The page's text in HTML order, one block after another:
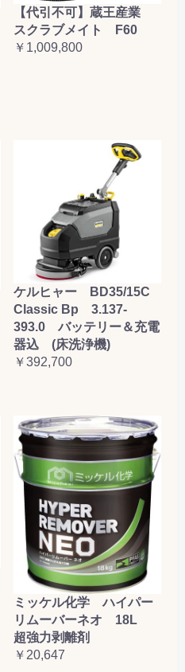
【代引不可】蔵王産業
スクラブメイト F60
￥1,009,800
ケルヒャー BD35/15C
Classic Bp 3.137-
393.0 バッテリー＆充電
器込 (床洗浄機)
￥392,700
ミッケル化学 ハイパー
リムーバーネオ 18L
超強力剥離剤
￥20,647